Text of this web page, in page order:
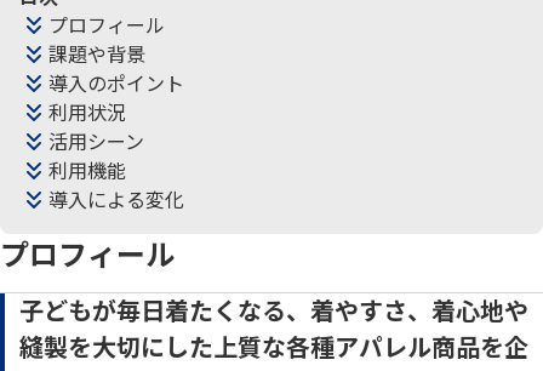
プロフィール
課題や背景
導入のポイント
利用状況
活用シーン
利用機能
導入による変化
プロフィール
子どもが毎日着たくなる、着やすさ、着心地や
縫製を大切にした上質な各種アパレル商品を企